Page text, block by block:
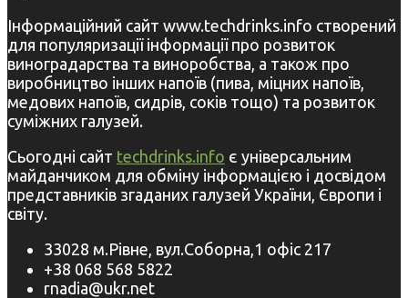
Інформаційний сайт www.techdrinks.info створений
для популяризації інформації про розвиток
виноградарства та виноробства, а також про
виробництво інших напоїв (пива, міцних напоїв,
медових напоїв, сидрів, соків тощо) та розвиток
суміжних галузей.
Сьогодні сайт techdrinks.info є універсальним
майданчиком для обміну інформацією і досвідом
представників згаданих галузей України, Європи і
світу.
33028 м.Рівне, вул.Соборна,1 офіс 217
+38 068 568 5822
rnadia@ukr.net